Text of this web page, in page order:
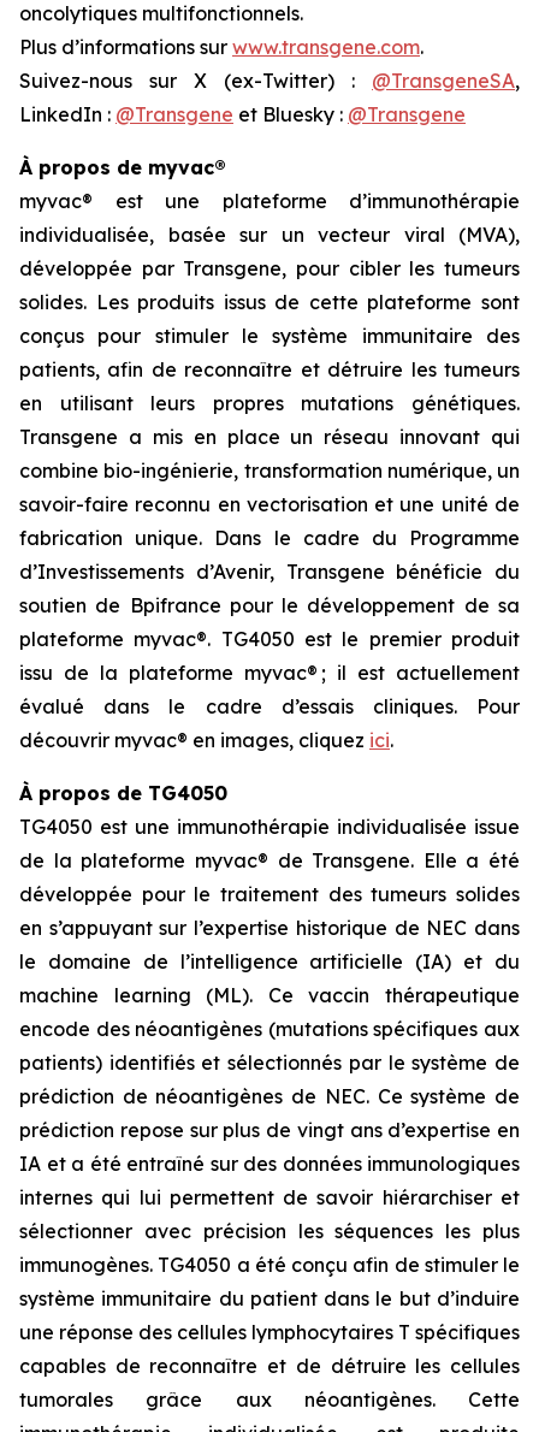
oncolytiques multifonctionnels.
Plus d’informations sur www.transgene.com.
Suivez-nous sur X (ex-Twitter) : @TransgeneSA,
LinkedIn : @Transgene et Bluesky : @Transgene
À propos de myvac®
myvac® est une plateforme d’immunothérapie
individualisée, basée sur un vecteur viral (MVA),
développée par Transgene, pour cibler les tumeurs
solides. Les produits issus de cette plateforme sont
conçus pour stimuler le système immunitaire des
patients, afin de reconnaître et détruire les tumeurs
en utilisant leurs propres mutations génétiques.
Transgene a mis en place un réseau innovant qui
combine bio-ingénierie, transformation numérique, un
savoir-faire reconnu en vectorisation et une unité de
fabrication unique. Dans le cadre du Programme
d’Investissements d’Avenir, Transgene bénéficie du
soutien de Bpifrance pour le développement de sa
plateforme myvac®. TG4050 est le premier produit
issu de la plateforme myvac® ; il est actuellement
évalué dans le cadre d’essais cliniques. Pour
découvrir myvac® en images, cliquez ici.
À propos de TG4050
TG4050 est une immunothérapie individualisée issue
de la plateforme myvac® de Transgene. Elle a été
développée pour le traitement des tumeurs solides
en s’appuyant sur l’expertise historique de NEC dans
le domaine de l’intelligence artificielle (IA) et du
machine learning (ML). Ce vaccin thérapeutique
encode des néoantigènes (mutations spécifiques aux
patients) identifiés et sélectionnés par le système de
prédiction de néoantigènes de NEC. Ce système de
prédiction repose sur plus de vingt ans d’expertise en
IA et a été entraîné sur des données immunologiques
internes qui lui permettent de savoir hiérarchiser et
sélectionner avec précision les séquences les plus
immunogènes. TG4050 a été conçu afin de stimuler le
système immunitaire du patient dans le but d’induire
une réponse des cellules lymphocytaires T spécifiques
capables de reconnaître et de détruire les cellules
tumorales grâce aux néoantigènes. Cette